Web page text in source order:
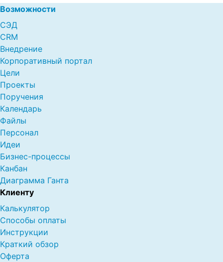
Возможности
СЭД
CRM
Внедрение
Корпоративный портал
Цели
Проекты
Поручения
Календарь
Файлы
Персонал
Идеи
Бизнес-процессы
Канбан
Диаграмма Ганта
Клиенту
Калькулятор
Способы оплаты
Инструкции
Краткий обзор
Оферта